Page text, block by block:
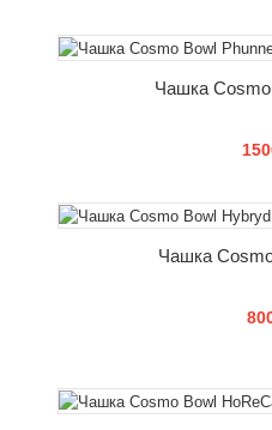
СООБЩИТЬ О
Чашка
СООБЩИТЬ О
Чашка
СООБЩИТЬ О